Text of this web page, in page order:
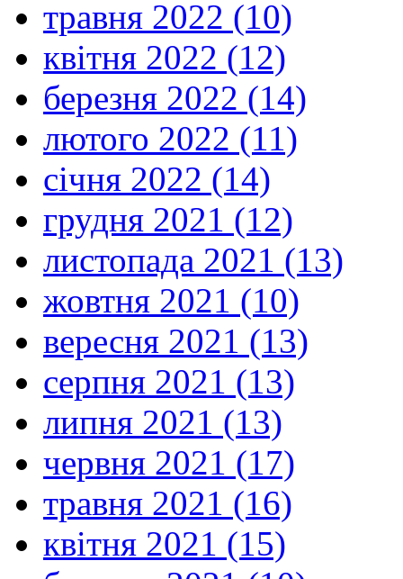
травня 2022 (10)
квітня 2022 (12)
березня 2022 (14)
лютого 2022 (11)
січня 2022 (14)
грудня 2021 (12)
листопада 2021 (13)
жовтня 2021 (10)
вересня 2021 (13)
серпня 2021 (13)
липня 2021 (13)
червня 2021 (17)
травня 2021 (16)
квітня 2021 (15)